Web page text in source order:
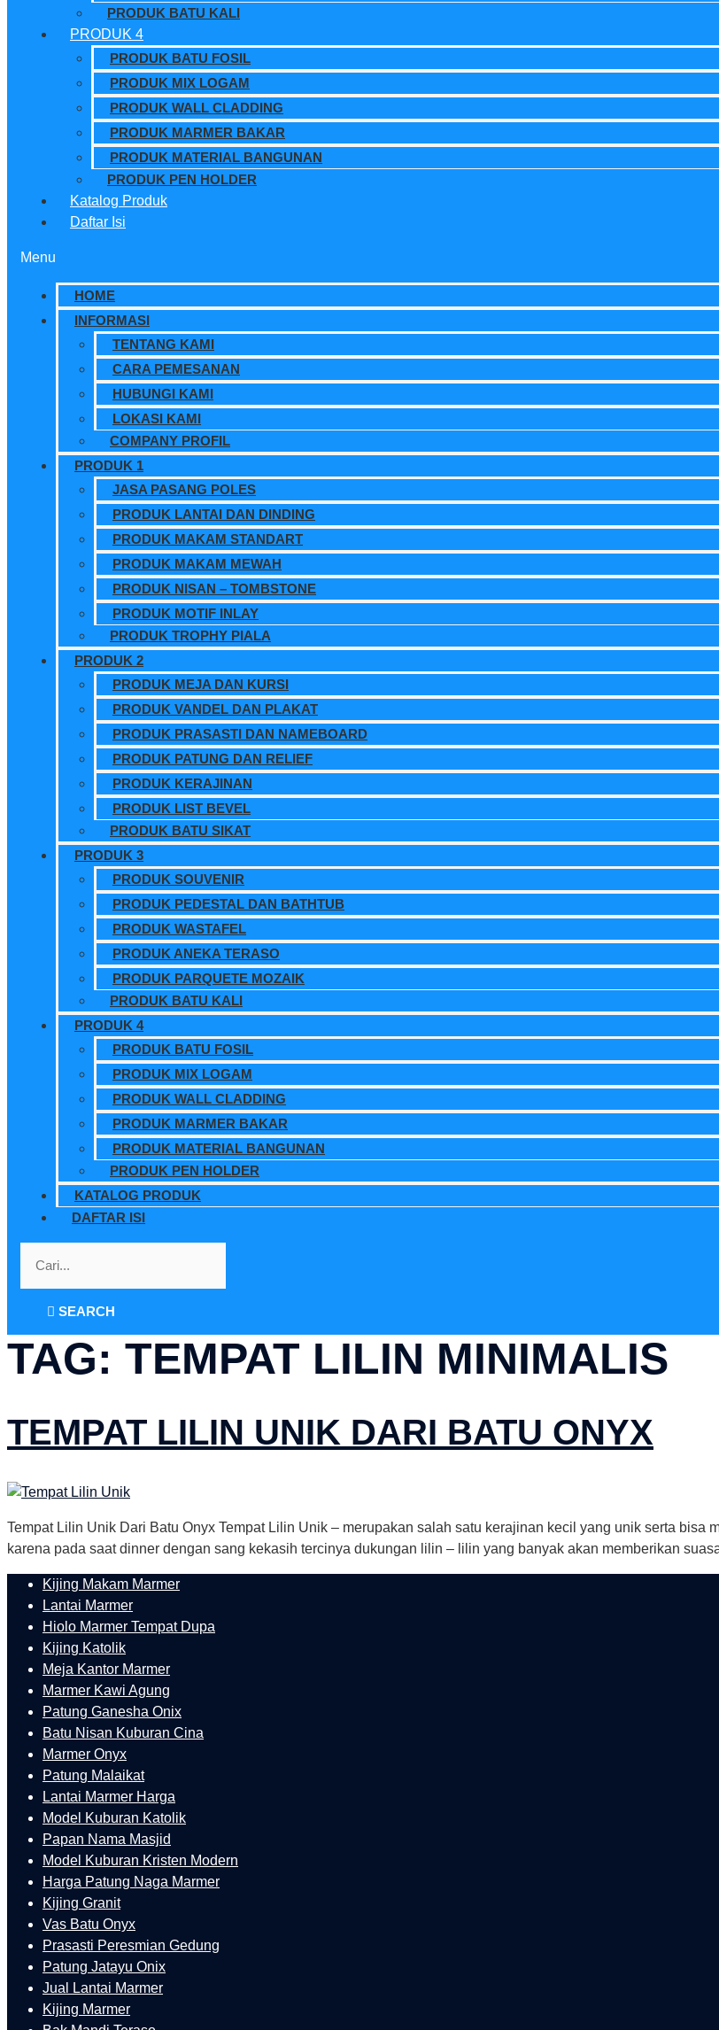
PRODUK BATU KALI
PRODUK 4
PRODUK BATU FOSIL
PRODUK MIX LOGAM
PRODUK WALL CLADDING
PRODUK MARMER BAKAR
PRODUK MATERIAL BANGUNAN
PRODUK PEN HOLDER
Katalog Produk
Daftar Isi
Menu
HOME
INFORMASI
TENTANG KAMI
CARA PEMESANAN
HUBUNGI KAMI
LOKASI KAMI
COMPANY PROFIL
PRODUK 1
JASA PASANG POLES
PRODUK LANTAI DAN DINDING
PRODUK MAKAM STANDART
PRODUK MAKAM MEWAH
PRODUK NISAN – TOMBSTONE
PRODUK MOTIF INLAY
PRODUK TROPHY PIALA
PRODUK 2
PRODUK MEJA DAN KURSI
PRODUK VANDEL DAN PLAKAT
PRODUK PRASASTI DAN NAMEBOARD
PRODUK PATUNG DAN RELIEF
PRODUK KERAJINAN
PRODUK LIST BEVEL
PRODUK BATU SIKAT
PRODUK 3
PRODUK SOUVENIR
PRODUK PEDESTAL DAN BATHTUB
PRODUK WASTAFEL
PRODUK ANEKA TERASO
PRODUK PARQUETE MOZAIK
PRODUK BATU KALI
PRODUK 4
PRODUK BATU FOSIL
PRODUK MIX LOGAM
PRODUK WALL CLADDING
PRODUK MARMER BAKAR
PRODUK MATERIAL BANGUNAN
PRODUK PEN HOLDER
KATALOG PRODUK
DAFTAR ISI
SEARCH
TAG: TEMPAT LILIN MINIMALIS
TEMPAT LILIN UNIK DARI BATU ONYX
Tempat Lilin Unik Dari Batu Onyx Tempat Lilin Unik – merupakan salah satu kerajinan kecil yang unik serta
karena pada saat dinner dengan sang kekasih tercinya dukungan lilin – lilin yang banyak akan memberikan
Kijing Makam Marmer
Lantai Marmer
Hiolo Marmer Tempat Dupa
Kijing Katolik
Meja Kantor Marmer
Marmer Kawi Agung
Patung Ganesha Onix
Batu Nisan Kuburan Cina
Marmer Onyx
Patung Malaikat
Lantai Marmer Harga
Model Kuburan Katolik
Papan Nama Masjid
Model Kuburan Kristen Modern
Harga Patung Naga Marmer
Kijing Granit
Vas Batu Onyx
Prasasti Peresmian Gedung
Patung Jatayu Onix
Jual Lantai Marmer
Kijing Marmer